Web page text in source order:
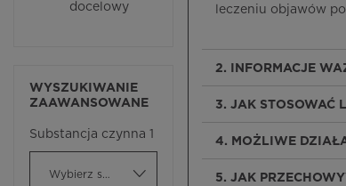
docelowy
WYSZUKIWANIE
ZAAWANSOWANE
Substancja czynna 1
leczeniu objawów
2. INFORMACJE
3. JAK STOSOWAĆ
4. MOŻLIWE
5. JAK